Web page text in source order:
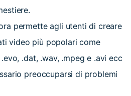
permette agli utenti di creare
video più popolari come
.dat, .wav, .mpeg e .avi ecc
preoccuparsi di problemi